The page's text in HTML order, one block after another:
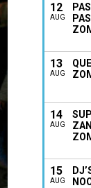
12
AUG
13
AUG
14
AUG
15
AUG